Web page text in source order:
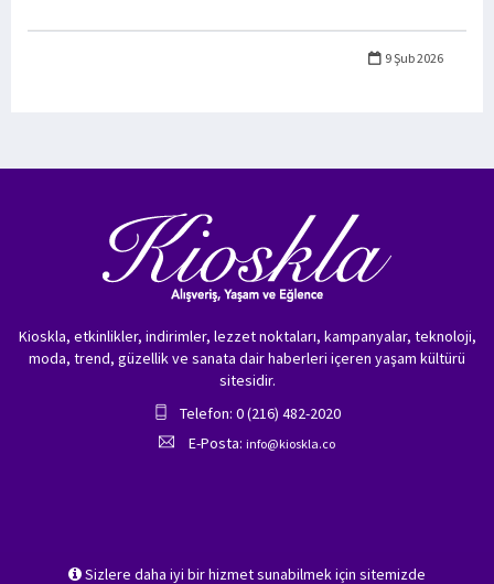
9 Şub 2026
Sizlere daha iyi bir hizmet sunabilmek için sitemizde
Kioskla, etkinlikler, indirimler, lezzet noktaları, kampanyalar, teknoloji,
moda, trend, güzellik ve sanata dair haberleri içeren yaşam kültürü
sitesidir.
Telefon: 0 (216) 482-2020
E-Posta: info@kioskla.co